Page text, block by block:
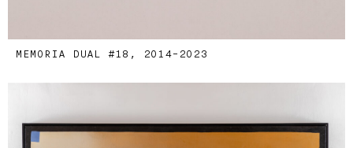
MEMORIA DUAL #18, 2014-2023